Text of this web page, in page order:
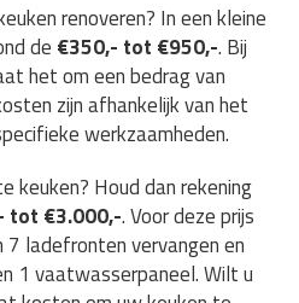
renoveren? In een kleine
de €350,- tot €950,-. Bij
het om een bedrag van
zijn afhankelijk van het
werkzaamheden.
keuken? Houd dan rekening
tot €3.000,-. Voor deze prijs
ladefronten vervangen en
1 vaatwasserpaneel. Wilt u